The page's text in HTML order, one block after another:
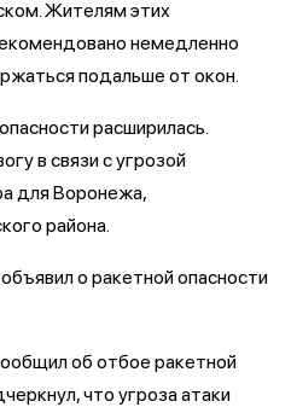
Жителям этих
немедленно
подальше от окон.
расширилась.
в связи с угрозой
для Воронежа,
района.
о ракетной опасности
об отбое ракетной
что угроза атаки